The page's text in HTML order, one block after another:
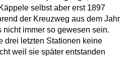
selbst aber erst 1897
der Kreuzweg aus dem Jahr
nicht immer so gewesen sein.
drei letzten Stationen keine
weil sie später entstanden